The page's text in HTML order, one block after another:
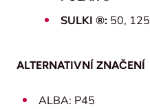
SULKI ®: 50, 125
ALTERNATIVNÍ ZNAČENÍ
ALBA: P45